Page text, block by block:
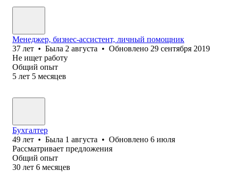
Менеджер, бизнес-ассистент, личный помощник
37 лет • Была 2 августа • Обновлено 29 сентября 2019
Не ищет работу
Общий опыт
5 лет 5 месяцев
Бухгалтер
49 лет • Была 1 августа • Обновлено 6 июля
Рассматривает предложения
Общий опыт
30 лет 6 месяцев